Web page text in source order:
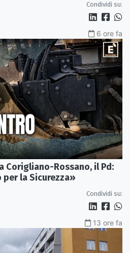
Condividi su:
6 ore fa
Corigliano-Rossano, il Pd:
la Sicurezza»
Condividi su:
13 ore fa